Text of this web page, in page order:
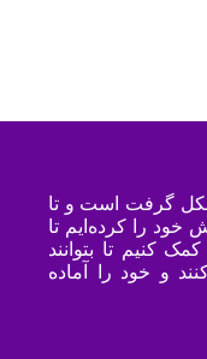
پرهوم در اردیبهشت ۱۳۹۴ شکل گرفت است و تا
خود را کرده‌ایم تا
کنیم تا بتوانند
و خود را آماده